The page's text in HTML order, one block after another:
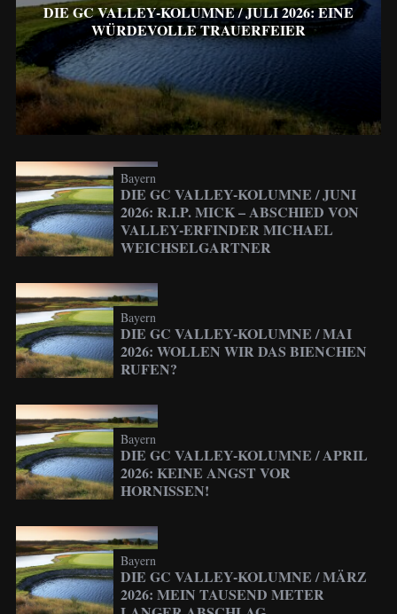
DIE GC VALLEY-KOLUMNE / JULI 2026: EINE
WÜRDEVOLLE TRAUERFEIER
Bayern
DIE GC VALLEY-KOLUMNE / JUNI
2026: R.I.P. MICK – ABSCHIED VON
VALLEY-ERFINDER MICHAEL
WEICHSELGARTNER
Bayern
DIE GC VALLEY-KOLUMNE / MAI
2026: WOLLEN WIR DAS BIENCHEN
RUFEN?
Bayern
DIE GC VALLEY-KOLUMNE / APRIL
2026: KEINE ANGST VOR
HORNISSEN!
Bayern
DIE GC VALLEY-KOLUMNE / MÄRZ
2026: MEIN TAUSEND METER